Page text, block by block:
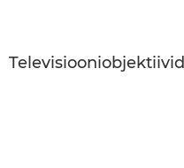
Televisiooniobjektiivid